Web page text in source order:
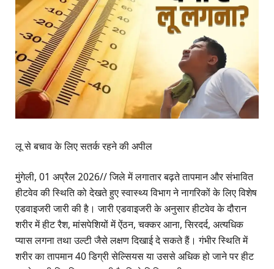
लू से बचाव के लिए सतर्क रहने की अपील
मुंगेली, 01 अप्रैल 2026// जिले में लगातार बढ़ते तापमान और संभावित
हीटवेव की स्थिति को देखते हुए स्वास्थ्य विभाग ने नागरिकों के लिए विशेष
एडवाइजरी जारी की है। जारी एडवाइजरी के अनुसार हीटवेव के दौरान
शरीर में हीट रैश, मांसपेशियों में ऐंठन, चक्कर आना, सिरदर्द, अत्यधिक
प्यास लगना तथा उल्टी जैसे लक्षण दिखाई दे सकते हैं। गंभीर स्थिति में
शरीर का तापमान 40 डिग्री सेल्सियस या उससे अधिक हो जाने पर हीट